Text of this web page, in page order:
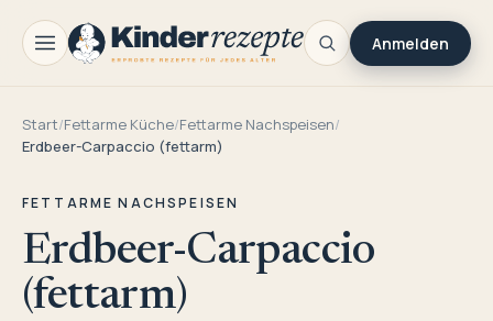
Anmelden
Start/Fettarme Küche/Fettarme Nachspeisen/
Erdbeer-Carpaccio (fettarm)
FETTARME NACHSPEISEN
Erdbeer-Carpaccio
(fettarm)